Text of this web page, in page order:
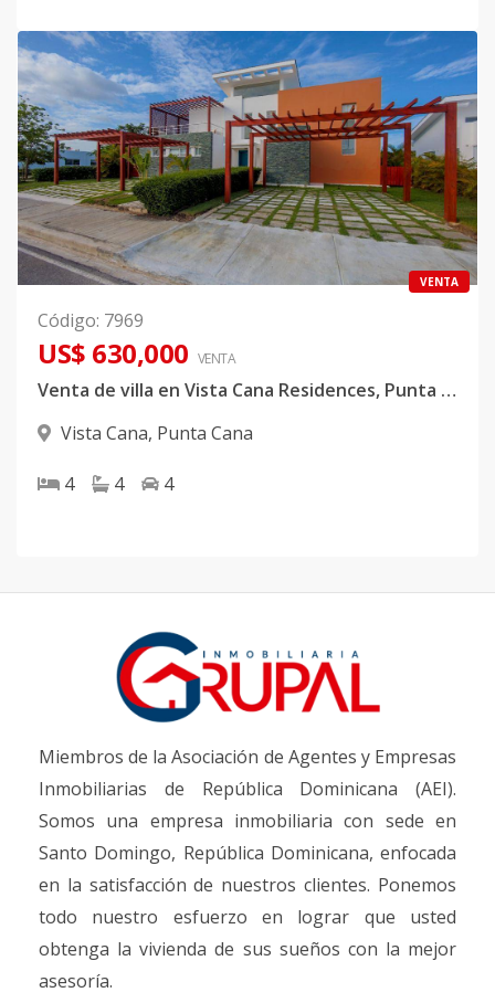
VENTA
Código: 7969
US$ 630,000 VENTA
Venta de villa en Vista Cana Residences, Punta cana
Vista Cana, Punta Cana
4 4 4
Miembros de la Asociación de Agentes y Empresas
Inmobiliarias de República Dominicana (AEI).
Somos una empresa inmobiliaria con sede en
Santo Domingo, República Dominicana, enfocada
en la satisfacción de nuestros clientes. Ponemos
todo nuestro esfuerzo en lograr que usted
obtenga la vivienda de sus sueños con la mejor
asesoría.